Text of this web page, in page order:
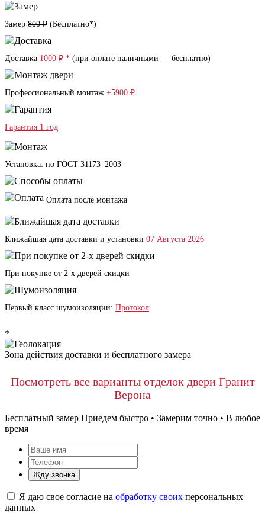
Замер 800 ₽ (Бесплатно*)
Доставка 1000 ₽ * (при оплате наличными — бесплатно)
Профессиональный монтаж +5900 ₽
Гарантия 1 год
Установка: по ГОСТ 31173–2003
Оплата после монтажа
Ближайшая дата доставки и установки 07 Августа 2026
При покупке от 2-х дверей скидки
Первый класс шумоизоляции: Протокол
*
Зона действия доставки и бесплатного замера
Посмотреть все варианты отделок двери Гранит
Верона
Бесплатный замер Приедем быстро • Замерим точно • В любое
время
Жду звонка
Я даю свое согласие на обработку своих персональных
данных